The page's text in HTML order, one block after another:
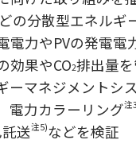
の分散型エネルギ
電力やPVの発電電
効果やCO2排出量
ーマネジメントシ
電力カラーリング注
送注5)などを検証